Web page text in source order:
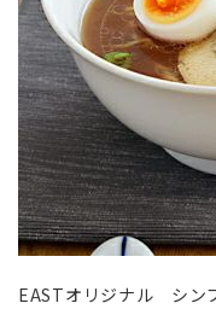
EASTオリジナル シ